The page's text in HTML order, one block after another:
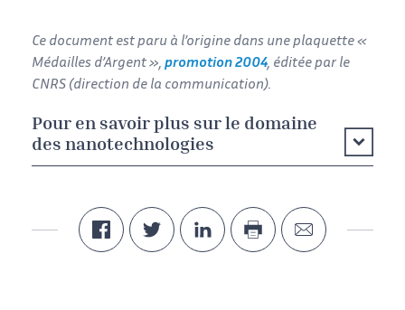
Ce document est paru à l’origine dans une plaquette «
Médailles d’Argent », promotion 2004, éditée par le
CNRS (direction de la communication).
Pour en savoir plus sur le domaine
des nanotechnologies